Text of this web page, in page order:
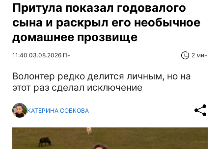
Притула показал годовалого
сына и раскрыл его необычное
домашнее прозвище
11:40 03.08.2026 Пн 2 мин
Волонтер редко делится личным, но на
этот раз сделал исключение
КАТЕРИНА СОБКОВА